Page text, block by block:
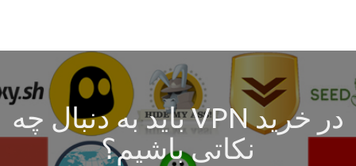
در خرید VPN باید به دنبال چه
نکاتی باشیم؟